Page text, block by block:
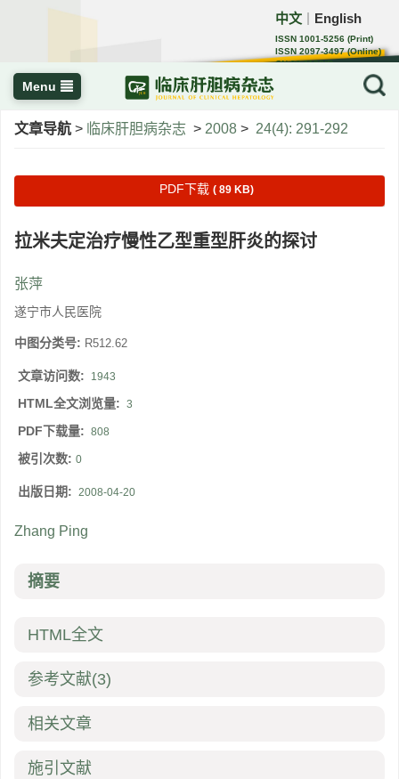
中文 English
ISSN 1001-5256 (Print)
ISSN 2097-3497 (Online)
CN 22-1108/R
Menu
文章导航 > 临床肝胆病杂志 > 2008 > 24(4): 291-292
PDF下载 ( 89 KB)
拉米夫定治疗慢性乙型重型肝炎的探讨
张萍
遂宁市人民医院
中图分类号: R512.62
文章访问数: 1943
HTML全文浏览量: 3
PDF下载量: 808
被引次数: 0
出版日期: 2008-04-20
Zhang Ping
摘要
HTML全文
参考文献(3)
相关文章
施引文献